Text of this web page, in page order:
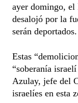
ayer domingo, el
desalojó por la
serán deportados.
Estas
“soberanía
Azulay, jefe del
israelíes en esta